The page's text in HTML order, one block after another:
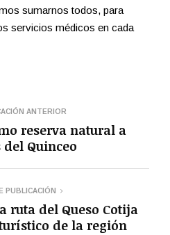
sumarnos todos, para
servicios médicos en cada
ANTERIOR
reserva natural a
del Quinceo
PUBLICACIÓN
ruta del Queso Cotija
de la región